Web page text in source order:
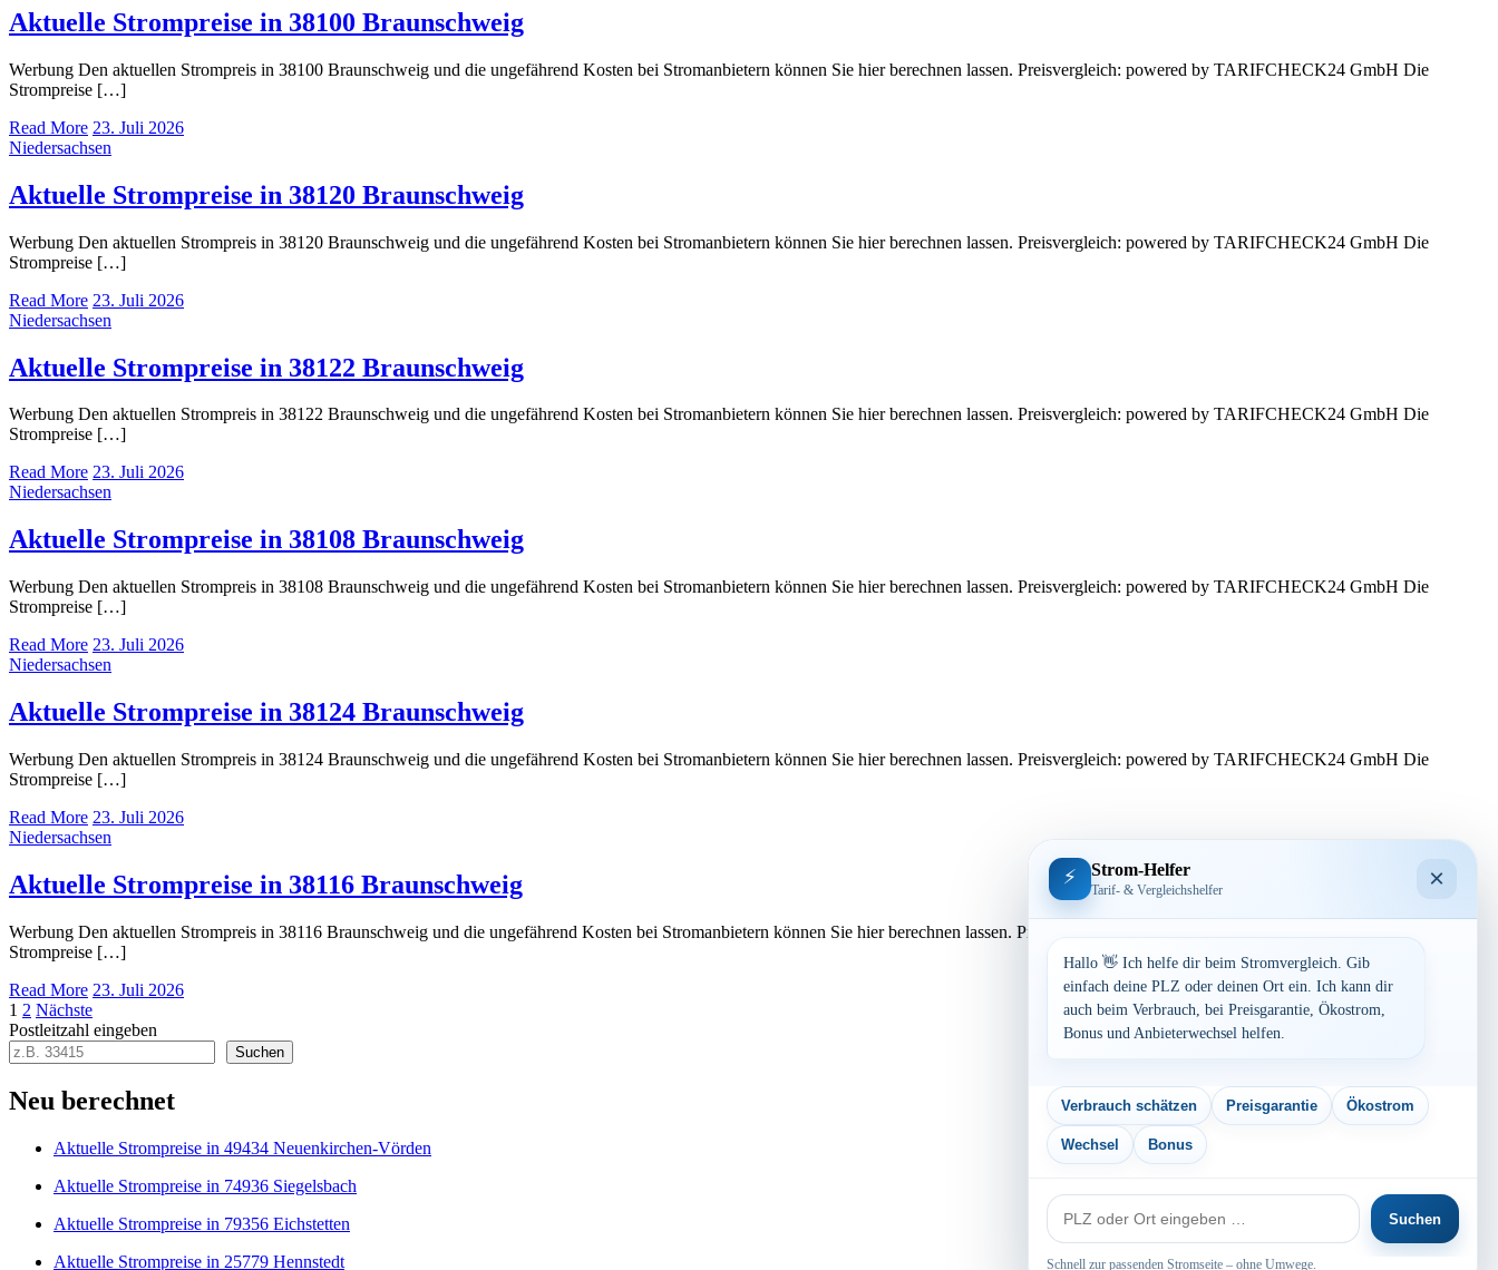
Aktuelle Strompreise in 38100 Braunschweig
Werbung Den aktuellen Strompreis in 38100 Braunschweig und die ungefährend Kosten bei Stromanbietern können Sie hier berechnen lassen. Preisvergleich: powered by TARIFCHECK24 GmbH Die
Strompreise […]
Read More 23. Juli 2026
Niedersachsen
Aktuelle Strompreise in 38120 Braunschweig
Werbung Den aktuellen Strompreis in 38120 Braunschweig und die ungefährend Kosten bei Stromanbietern können Sie hier berechnen lassen. Preisvergleich: powered by TARIFCHECK24 GmbH Die
Strompreise […]
Read More 23. Juli 2026
Niedersachsen
Aktuelle Strompreise in 38122 Braunschweig
Werbung Den aktuellen Strompreis in 38122 Braunschweig und die ungefährend Kosten bei Stromanbietern können Sie hier berechnen lassen. Preisvergleich: powered by TARIFCHECK24 GmbH Die
Strompreise […]
Read More 23. Juli 2026
Niedersachsen
Aktuelle Strompreise in 38108 Braunschweig
Werbung Den aktuellen Strompreis in 38108 Braunschweig und die ungefährend Kosten bei Stromanbietern können Sie hier berechnen lassen. Preisvergleich: powered by TARIFCHECK24 GmbH Die
Strompreise […]
Read More 23. Juli 2026
Niedersachsen
Aktuelle Strompreise in 38124 Braunschweig
Werbung Den aktuellen Strompreis in 38124 Braunschweig und die ungefährend Kosten bei Stromanbietern können Sie hier berechnen lassen. Preisvergleich: powered by TARIFCHECK24 GmbH Die
Strompreise […]
Read More 23. Juli 2026
Niedersachsen
Aktuelle Strompreise in 38116 Braunschweig
Werbung Den aktuellen Strompreis in 38116 Braunschweig und die ungefährend Kosten bei Stromanbietern können Sie hier berechnen lassen. Preisvergleich: powered by TARIFCHECK24 GmbH Die
Strompreise […]
Read More 23. Juli 2026
Seitennummerierung
der
Beiträge
1 2 Nächste
Postleitzahl eingeben
Suchen
Neu berechnet
Aktuelle Strompreise in 49434 Neuenkirchen-Vörden
Aktuelle Strompreise in 74936 Siegelsbach
Aktuelle Strompreise in 79356 Eichstetten
Aktuelle Strompreise in 25779 Hennstedt
⚡ Strom-Helfer
Tarif- & Vergleichshelfer ×
Hallo 👋 Ich helfe dir beim Stromvergleich. Gib
einfach deine PLZ oder deinen Ort ein. Ich kann dir
auch beim Verbrauch, bei Preisgarantie, Ökostrom,
Bonus und Anbieterwechsel helfen.
Verbrauch schätzen Preisgarantie Ökostrom
Wechsel Bonus
PLZ
oder
Ort
Suchen
Schnell zur passenden Stromseite – ohne Umwege.